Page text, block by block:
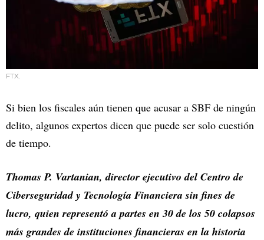
FTX.
Si bien los fiscales aún tienen que acusar a SBF de ningún
delito, algunos expertos dicen que puede ser solo cuestión
de tiempo.
Thomas P. Vartanian, director ejecutivo del Centro de
Ciberseguridad y Tecnología Financiera sin fines de
lucro, quien representó a partes en 30 de los 50 colapsos
más grandes de instituciones financieras en la historia